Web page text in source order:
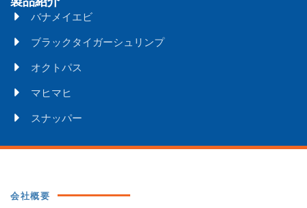
バナメイエビ
ブラックタイガーシュリンプ
オクトパス
マヒマヒ
スナッパー
会社概要